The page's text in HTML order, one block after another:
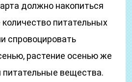
должно накопиться
питательных
спровоцировать
растение осенью же
питательные вещества.